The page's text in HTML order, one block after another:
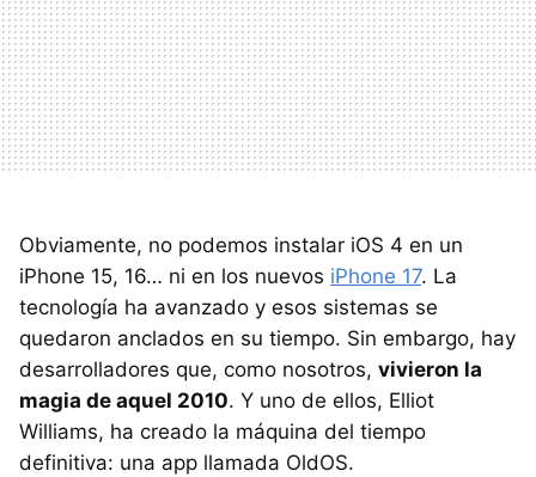
Obviamente, no podemos instalar iOS 4 en un
iPhone 15, 16… ni en los nuevos iPhone 17. La
tecnología ha avanzado y esos sistemas se
quedaron anclados en su tiempo. Sin embargo, hay
desarrolladores que, como nosotros, vivieron la
magia de aquel 2010. Y uno de ellos, Elliot
Williams, ha creado la máquina del tiempo
definitiva: una app llamada OldOS.